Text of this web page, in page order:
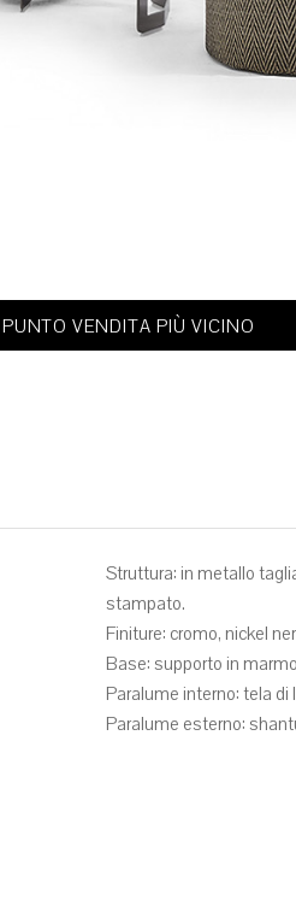
VENDITA PIÙ VICINO
Struttura: in metallo
stampato.
Finiture: cromo, nickel
Base: supporto in
Paralume interno: tela
Paralume esterno: